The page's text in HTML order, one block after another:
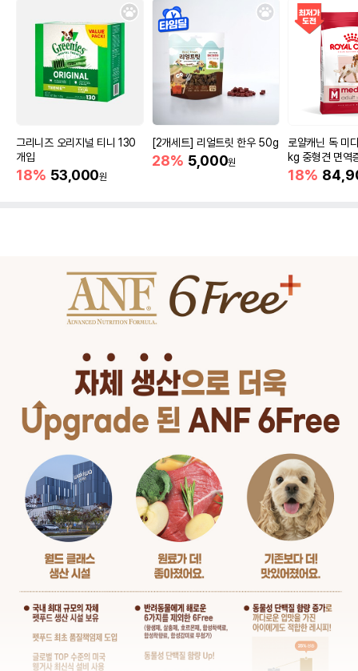
그리니즈 오리지널 티니 130
개입
18% 53,000원
[2개세트] 리얼트릿 한우 50g
28% 5,000원
로얄캐닌 독 미
kg 중형견 면역
18%